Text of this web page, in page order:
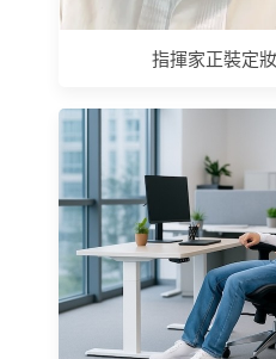
指揮家正裝定